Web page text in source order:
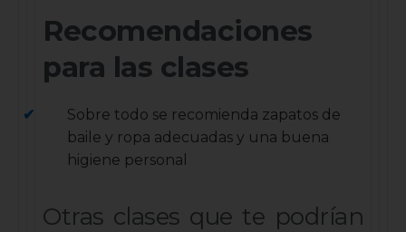
Recomendaciones
para las clases
Sobre todo se recomienda zapatos de
baile y ropa adecuadas y una buena
higiene personal
Otras clases que te podrían